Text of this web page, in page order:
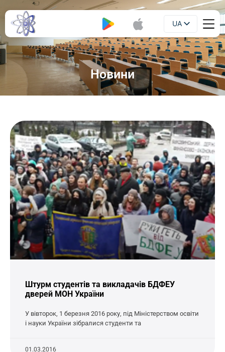
UA
EN
Новини
Штурм студентів та викладачів БДФЕУ
дверей МОН України
У вівторок, 1 березня 2016 року, під Міністерством освіти
і науки України зібралися студенти та
01.03.2016